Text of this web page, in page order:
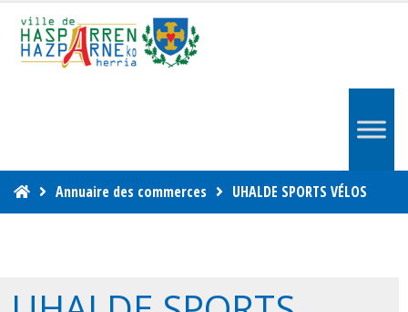
Annuaire des commerces UHALDE SPORTS VÉLOS